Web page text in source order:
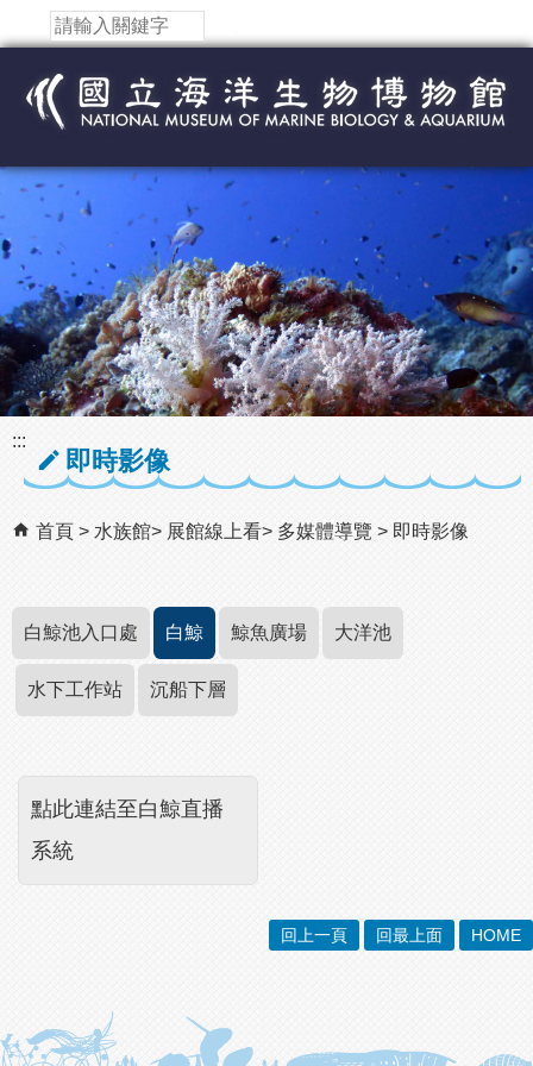
跳到主要內容區塊
:::
即時影像
首頁 水族館 展館線上看 多媒體導覽 即時影像
白鯨池入口處 白鯨 鯨魚廣場 大洋池
水下工作站 沉船下層
點此連結至白鯨直播
系統
回上一頁 回最上面 HOME